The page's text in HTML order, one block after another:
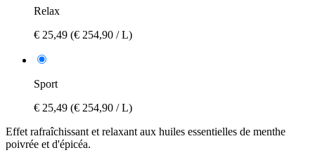
Relax
€ 25,49 (€ 254,90 / L)
Sport
€ 25,49 (€ 254,90 / L)
Effet rafraîchissant et relaxant aux huiles essentielles de menthe
poivrée et d'épicéa.